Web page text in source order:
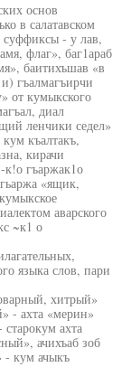
основ
в салатавском
суффиксы - у лав,
флаг», баг1араб
баитихъшав «в
гъалмагъирчи
от кумыкского
диал
ленчики седел»
къалтакъ,
кирачи
гъаржак1о
«ящик,
аварского
~к1 о
языка слов, пари
хитрый»
- ахта «мерин»
ахта
ачихъаб зоб
- кум ачыкъ